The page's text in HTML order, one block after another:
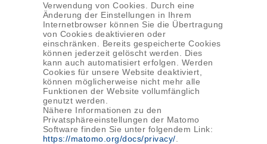
Verwendung von Cookies. Durch eine
Änderung der Einstellungen in Ihrem
Internetbrowser können Sie die Übertragung
von Cookies deaktivieren oder
einschränken. Bereits gespeicherte Cookies
können jederzeit gelöscht werden. Dies
kann auch automatisiert erfolgen. Werden
Cookies für unsere Website deaktiviert,
können möglicherweise nicht mehr alle
Funktionen der Website vollumfänglich
genutzt werden.
Nähere Informationen zu den
Privatsphäreeinstellungen der Matomo
Software finden Sie unter folgendem Link:
https://matomo.org/docs/privacy/